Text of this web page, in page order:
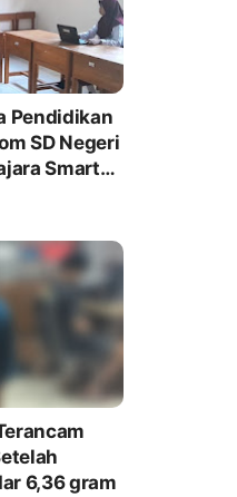
Pendidikan
SD Negeri
Smart
6,36 gram